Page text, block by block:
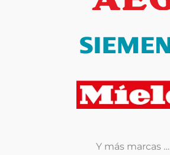
Y más marcas …